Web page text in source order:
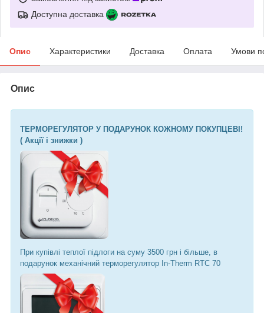
Доступна доставка
Опис Характеристики Доставка Оплата Умови
Опис
ТЕРМОРЕГУЛЯТОР У ПОДАРУНОК КОЖНОМУ ПОКУПЦЕВІ!
( Акції і знижки )
При купівлі теплої підлоги на суму 3500 грн і більше, в
подарунок механічний терморегулятор In-Therm RTC 70